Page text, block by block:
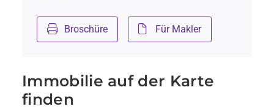
Broschüre Für Makler
Immobilie auf der Karte
finden